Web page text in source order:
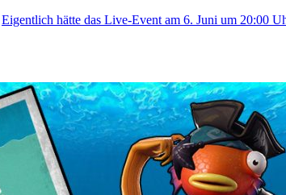
Eigentlich hätte das Live-Event am 6. Juni um 20:00